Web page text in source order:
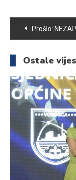
članaka
Prošlo: NEZAPAMĆENI NAVIJAČKI NEREDI
Ostale